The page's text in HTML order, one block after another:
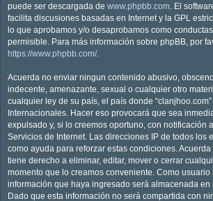
puede ser descargada de www.phpbb.com. El
facilita discusiones basadas en Internet y la GPL
lo que aprobamos y/o desaprobamos como
permisible. Para más información sobre phpBB, por
https://www.phpbb.com/.
Acuerda no enviar ningun contenido abusivo,
indecente, amenazante, sexual o cualquier otro
cualquier ley de su país, el país donde
Internacionales. Hacer eso provocará que sea
expulsado y, si lo creemos oportuno, con notificación
Servicios de Internet. Las direcciones IP de todos los
como ayuda para reforzar estas condiciones. Acuerda
tiene derecho a eliminar, editar, mover o cerrar
momento que lo creamos conveniente. Como
información que haya ingresado será almacenada en
Dado que esta información no será compartida con